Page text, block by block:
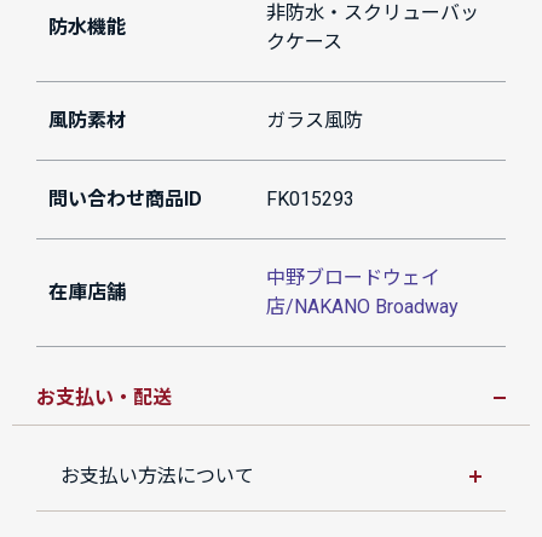
防水機能
非防水・スクリューバッ
クケース
風防素材 ガラス風防
問い合わせ商品ID FK015293
在庫店舗
中野ブロードウェイ
店/NAKANO Broadway
お支払い・配送
お支払い方法について